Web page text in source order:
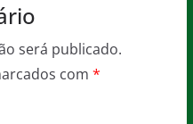
será publicado.
com *